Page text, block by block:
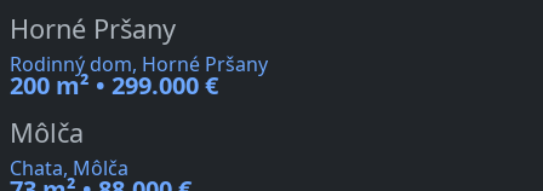
Horné Pršany
Rodinný dom, Horné Pršany
200 m² • 299.000 €
Môlča
Chata, Môlča